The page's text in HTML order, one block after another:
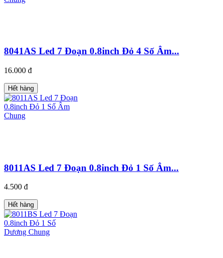
8041AS Led 7 Đoạn 0.8inch Đỏ 4 Số Âm...
16.000 đ
Hết hàng
8011AS Led 7 Đoạn 0.8inch Đỏ 1 Số Âm...
4.500 đ
Hết hàng